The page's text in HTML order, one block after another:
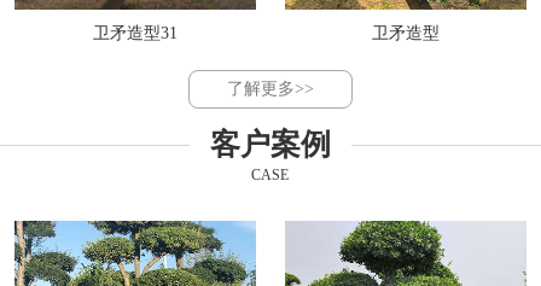
卫矛造型31 卫矛造型
了解更多>>
客户案例
CASE